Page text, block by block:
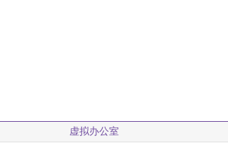
虚拟办公室